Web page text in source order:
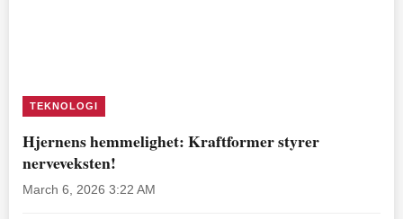
TEKNOLOGI
Hjernens hemmelighet: Kraftformer styrer
nerveveksten!
March 6, 2026 3:22 AM